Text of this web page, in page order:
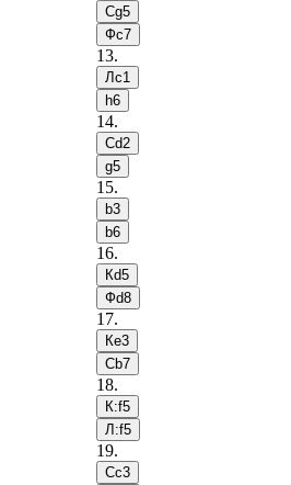
Сg5
Фc7
13.
Лc1
h6
14.
Сd2
g5
15.
b3
b6
16.
Кd5
Фd8
17.
Кe3
Сb7
18.
К:f5
Л:f5
19.
Сc3